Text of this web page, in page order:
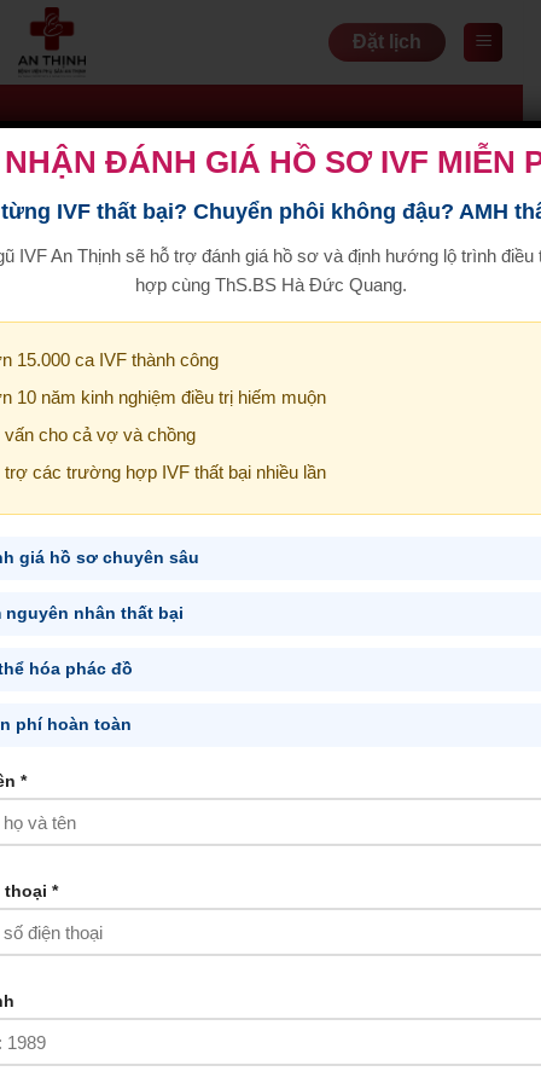
nội
Đặt lịch
mang đến giải pháp chăm sóc phù hợp.
ĐÁNH GIÁ HỒ SƠ IVF MIỄN
IVF thất bại? Chuyển phôi không đậu? AMH
IVF An Thịnh sẽ hỗ trợ đánh giá hồ sơ và định hướng lộ trình điều
hợp cùng ThS.BS Hà Đức Quang.
15.000 ca IVF thành công
10 năm kinh nghiệm điều trị hiếm muộn
vấn cho cả vợ và chồng
trợ các trường hợp IVF thất bại nhiều lần
giá hồ sơ chuyên sâu
nguyên nhân thất bại
hóa phác đồ
phí hoàn toàn
*
thoại *